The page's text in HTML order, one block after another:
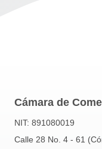
Cámara de
NIT: 891080019
Calle 28 No. 4 - 61